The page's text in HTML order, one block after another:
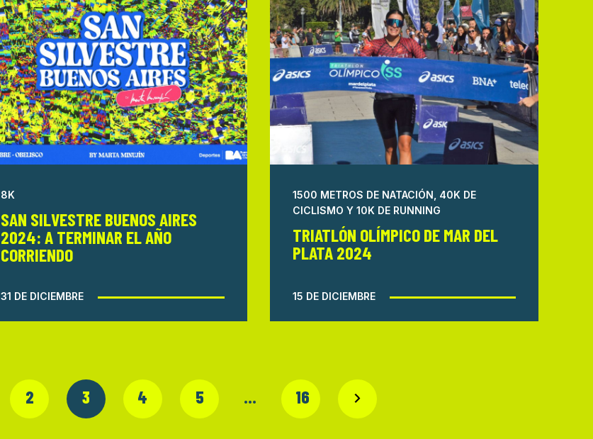
8K
SAN SILVESTRE BUENOS AIRES
2024: A TERMINAR EL AÑO
CORRIENDO
31 DE DICIEMBRE
1500 METROS DE NATACIÓN, 40K DE
CICLISMO Y 10K DE RUNNING
TRIATLÓN OLÍMPICO DE MAR DEL
PLATA 2024
15 DE DICIEMBRE
2 3 4 5 … 16